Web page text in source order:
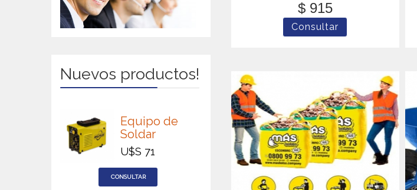
Nuevos productos!
Equipo de
Soldar
U$S 71
$ 915